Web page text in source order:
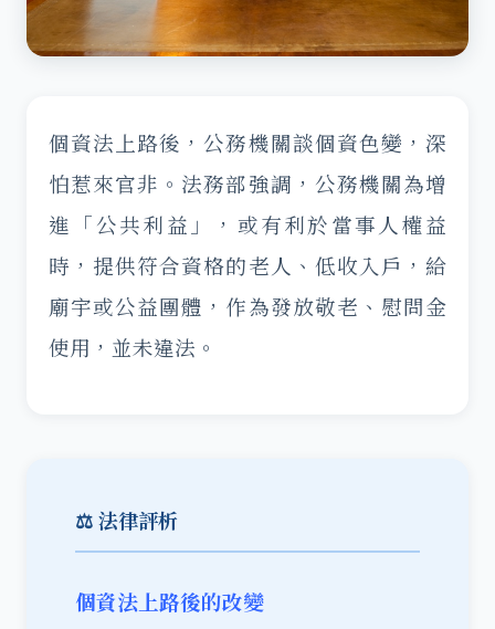
個資法上路後，公務機關談個資色變，深
怕惹來官非。法務部強調，公務機關為增
進「公共利益」，或有利於當事人權益
時，提供符合資格的老人、低收入戶，給
廟宇或公益團體，作為發放敬老、慰問金
使用，並未違法。
⚖️ 法律評析
個資法上路後的改變